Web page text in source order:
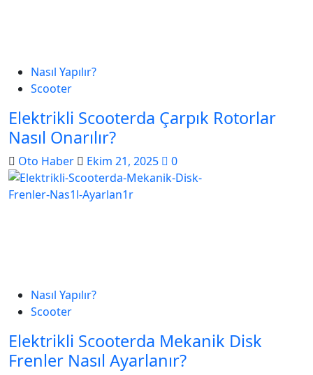
Nasıl Yapılır?
Scooter
Elektrikli Scooterda Çarpık Rotorlar
Nasıl Onarılır?
Oto Haber Ekim 21, 2025 0
Nasıl Yapılır?
Scooter
Elektrikli Scooterda Mekanik Disk
Frenler Nasıl Ayarlanır?